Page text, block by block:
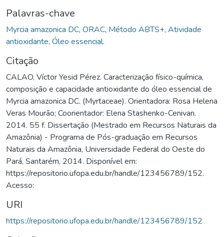
Palavras-chave
Myrcia amazonica DC, ORAC, Método ABTS+, Atividade
antioxidante, Óleo essencial.
Citação
CALAO, Víctor Yesid Pérez. Caracterização físico-química,
composição e capacidade antioxidante do óleo essencial de
Myrcia amazonica DC. (Myrtaceae). Orientadora: Rosa Helena
Veras Mourão; Coorientador: Elena Stashenko-Cenivan.
2014. 55 f. Dissertação (Mestrado em Recursos Naturais da
Amazônia) - Programa de Pós-graduação em Recursos
Naturais da Amazônia, Universidade Federal do Oeste do
Pará, Santarém, 2014. Disponível em:
https://repositorio.ufopa.edu.br/handle/123456789/152.
Acesso:
URI
https://repositorio.ufopa.edu.br/handle/123456789/152